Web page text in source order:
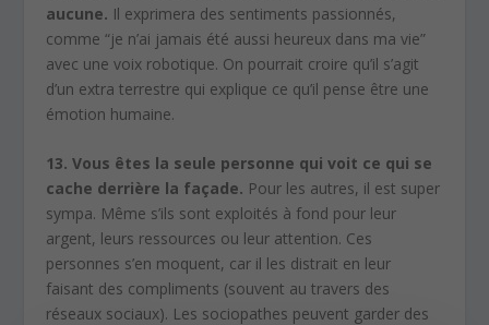
aucune. Il exprimera des sentiments passionnés,
comme “je n’ai jamais été aussi heureux dans ma vie”
avec une voix robotique. On pourrait croire qu’il s’agit
d’un extra terrestre qui explique ce qu’il pense être une
émotion humaine.
13. Vous êtes la seule personne qui voit ce qui se
cache derrière la façade. Pour les autres, il est super
sympa. Même s’ils sont exploités à fond pour leur
argent, leurs ressources ou leur attention. Ces
personnes s’en moquent, car il les distrait en leur
faisant des compliments (souvent au travers des
réseaux sociaux). Les sociopathes peuvent garder des